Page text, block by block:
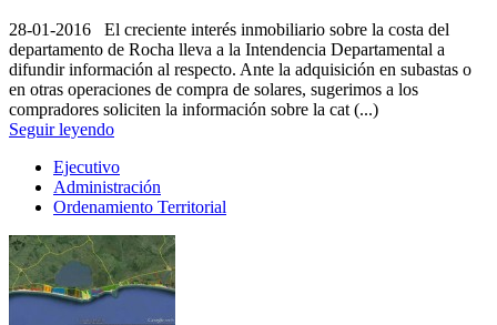
28-01-2016 El creciente interés inmobiliario sobre la costa del
departamento de Rocha lleva a la Intendencia Departamental a
difundir información al respecto. Ante la adquisición en subastas o
en otras operaciones de compra de solares, sugerimos a los
compradores soliciten la información sobre la cat (...)
Seguir leyendo
Ejecutivo
Administración
Ordenamiento Territorial